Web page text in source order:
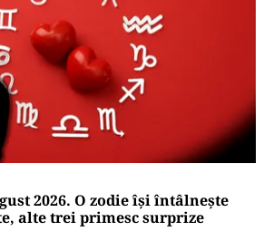
2026. O zodie își întâlnește
alte trei primesc surprize